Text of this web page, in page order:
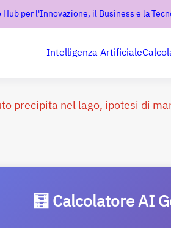
Hub per l'Innovazione, il Business e la
Intelligenza Artificiale
precipita nel lago, ipotesi di
🧮 Calcolatore AI